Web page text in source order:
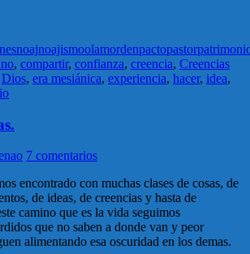
noajnoajismoolamordenpactopastor
, compartir, confianza, creencia, Creencias
Dios, era mesiánica, experiencia, hacer, idea,
7 comentarios
encontrado con muchas clases de cosas, de
de ideas, de creencias y hasta de
camino que es la vida seguimos
que no saben a donde van y peor
alimentando esa oscuridad en los demas.